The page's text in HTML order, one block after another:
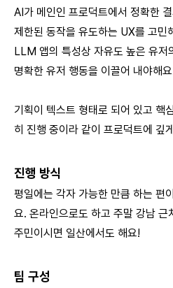
AI가 메인인 프로덕트에서 정확한
제한된 동작을 유도하는 UX를 고민
LLM 앱의 특성상 자유도 높은 유저
명확한 유저 행동을 이끌어 내야해
기획이 텍스트 형태로 되어 있고 핵
히 진행 중이라 같이 프로덕트에 깊
진행 방식
평일에는 각자 가능한 만큼 하는 편
요. 온라인으로도 하고 주말 강남
주민이시면 일산에서도 해요!
팀 구성